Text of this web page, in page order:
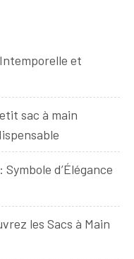
et
sac à main
d’Élégance
les Sacs à Main